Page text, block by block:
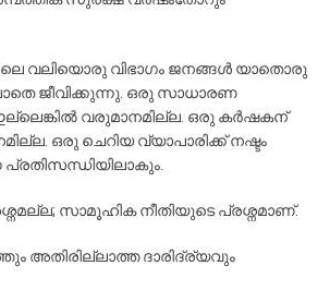
വലിയൊരു വിഭാഗം ജനങ്ങൾ യാതൊരു
ജീവിക്കുന്നു. ഒരു സാധാരണ
വരുമാനമില്ല. ഒരു കർഷകന്
ഒരു ചെറിയ വ്യാപാരിക്ക് നഷ്ടം
പ്രതിസന്ധിയിലാകും.
സാമൂഹിക നീതിയുടെ പ്രശ്നമാണ്.
അതിരില്ലാത്ത ദാരിദ്ര്യവും